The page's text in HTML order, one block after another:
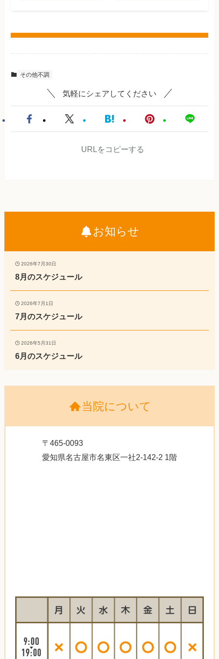
その他不調
気軽にシェアしてください
URLをコピーする
お知らせ
2026年7月30日
8月のスケジュール
2026年7月1日
7月のスケジュール
2026年5月31日
6月のスケジュール
当院について
〒465-0093
愛知県名古屋市名東区一社2-142-2 1階